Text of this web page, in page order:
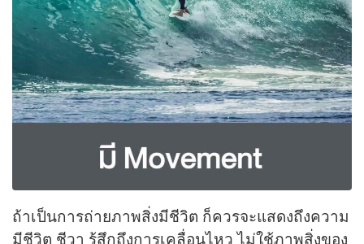
ถ้าเป็นการถ่ายภาพสิ่งมีชีวิต ก็ควรจะแสดงถึงความ
มีชีวิต ชีวา รู้สึกถึงการเคลื่อนไหว ไม่ใช้ภาพสิ่งของ